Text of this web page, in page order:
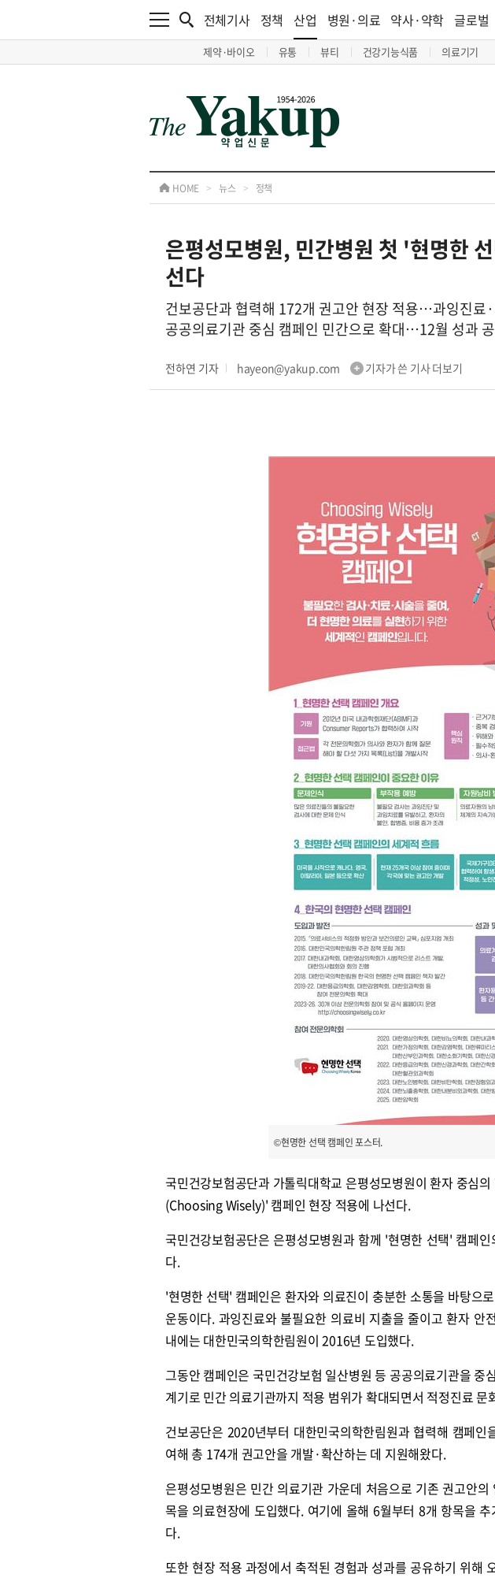
전체기사 정책 산업
제약·바이오 유통 뷰티 건강기능식품 의료기기
병원·의료 약사·약학 글로벌
HOME > 뉴스 > 정책
은평성모병원, 민간병원 첫 '현명한
선다
건보공단과 협력해 172개 권고안 현장 적용…과잉진료
공공의료기관 중심 캠페인 민간으로 확대…12월 성과
전하연 기자 hayeon@yakup.com 기자가 쓴 기사 더보기
©현명한 선택 캠페인 포스터.
국민건강보험공단과 가톨릭대학교 은평성모병원이 환자 중심
(Choosing Wisely)' 캠페인 현장 적용에 나선다.
국민건강보험공단은 은평성모병원과 함께 '현명한 선택' 캠페
다.
'현명한 선택' 캠페인은 환자와 의료진이 충분한 소통을 바탕으
운동이다. 과잉진료와 불필요한 의료비 지출을 줄이고 환자
내에는 대한민국의학한림원이 2016년 도입했다.
그동안 캠페인은 국민건강보험 일산병원 등 공공의료기관을 중
계기로 민간 의료기관까지 적용 범위가 확대되면서 적정진료 문
건보공단은 2020년부터 대한민국의학한림원과 협력해 캠페
여해 총 174개 권고안을 개발·확산하는 데 지원해왔다.
은평성모병원은 민간 의료기관 가운데 처음으로 기존 권고안
목을 의료현장에 도입했다. 여기에 올해 6월부터 8개 항목을
다.
또한 현장 적용 과정에서 축적된 경험과 성과를 공유하기 위해